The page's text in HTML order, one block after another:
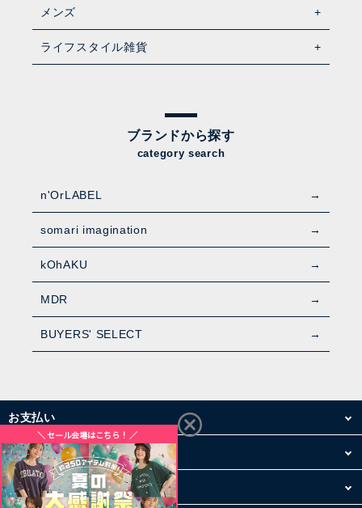
メンズ
ライフスタイル雑貨
ブランドから探す
category search
n'OrLABEL
somari imagination
kOhAKU
MDR
BUYERS' SELECT
お支払い
配送・送料
お買い物について